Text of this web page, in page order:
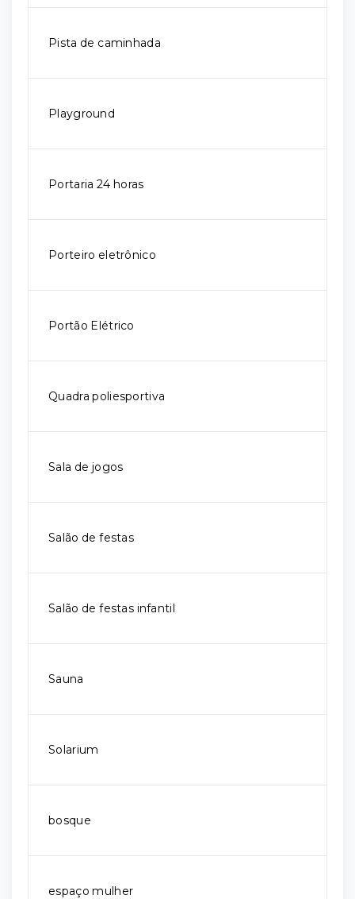
Pista de caminhada
Playground
Portaria 24 horas
Porteiro eletrônico
Portão Elétrico
Quadra poliesportiva
Sala de jogos
Salão de festas
Salão de festas infantil
Sauna
Solarium
bosque
espaço mulher